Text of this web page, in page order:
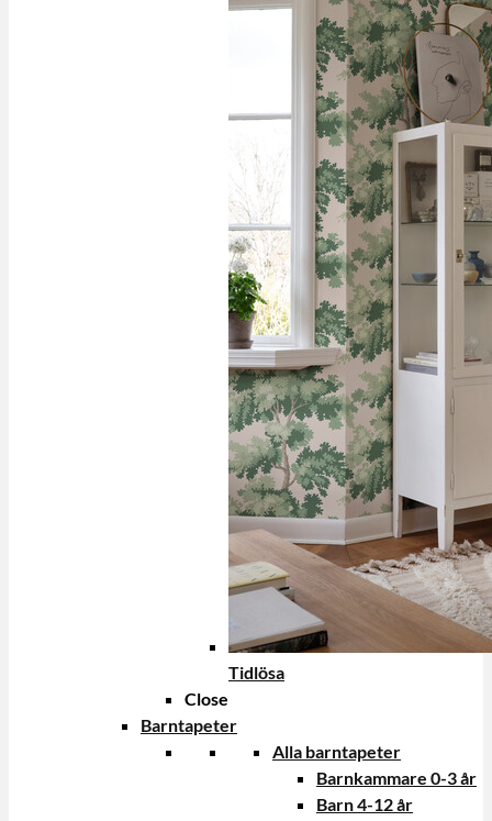
Tidlösa
Close
Barntapeter
Alla barntapeter
Barnkammare 0-3 år
Barn 4-12 år